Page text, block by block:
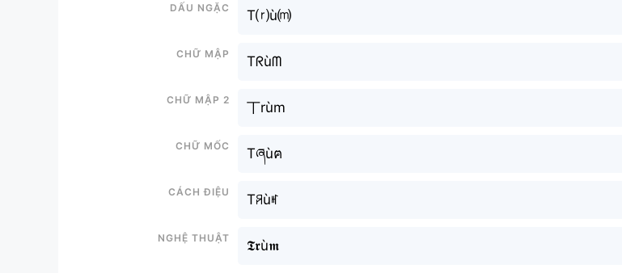
Dấu ngặc
T⒭ù⒨
Chữ mập
Tᖇùᗰ
Chữ mập 2
丅rùm
Chữ mốc
Tཞùฅ
Cách điệu
Tꋪùꎭ
Nghệ thuật
𝕿𝖗ù𝖒